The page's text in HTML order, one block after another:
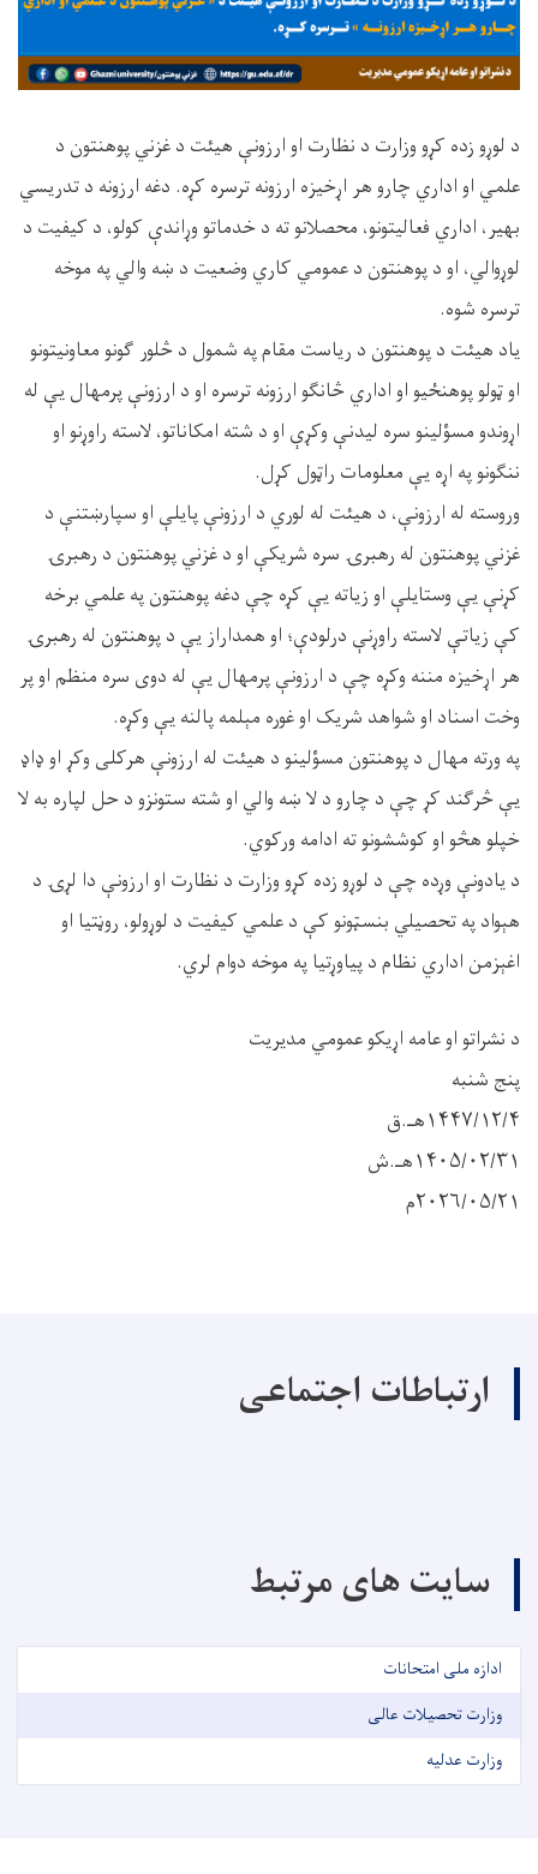
د لوړو زده کړو وزارت د نظارت او ارزونې هیئت د غزني پوهنتون د
علمي او اداري چارو هر اړخیزه ارزونه ترسره کړه. دغه ارزونه د تدریسي
بهیر، اداري فعالیتونو، محصلانو ته د خدماتو وړاندې کولو، د کیفیت د
لوړوالي، او د پوهنتون د عمومي کاري وضعیت د ښه والي په موخه
ترسره شوه.
یاد هیئت د پوهنتون د ریاست مقام په شمول د څلور ګونو معاونیتونو
او ټولو پوهنځیو او اداري څانګو ارزونه ترسره او د ارزونې پرمهال یې له
اړوندو مسؤلینو سره لیدنې وکړې او د شته امکاناتو، لاسته راوړنو او
ننګونو په اړه یې معلومات راټول کړل.
وروسته له ارزونې، د هیئت له لوري د ارزونې پایلې او سپارښتنې د
غزني پوهنتون له رهبرۍ سره شریکې او د غزني پوهنتون د رهبرۍ
کړنې یې وستایلې او زیاته یې کړه چې دغه پوهنتون په علمي برخه
کې زیاتې لاسته راوړنې درلودې؛ او همداراز یې د پوهنتون له رهبرۍ
هر اړخیزه مننه وکړه چې د ارزونې پرمهال یې له دوی سره منظم او پر
وخت اسناد او شواهد شریک او غوره مېلمه پالنه یې وکړه.
په ورته مهال د پوهنتون مسؤلینو د هیئت له ارزونې هرکلی وکړ او ډاډ
یې څرګند کړ چې د چارو د لا ښه والي او شته ستونزو د حل لپاره به لا
خپلو هڅو او کوششونو ته ادامه ورکوي.
د یادونې وړده چې د لوړو زده کړو وزارت د نظارت او ارزونې دا لړۍ د
هېواد په تحصیلي بنسټونو کې د علمي کیفیت د لوړولو، روڼتیا او
اغېزمن اداري نظام د پیاوړتیا په موخه دوام لري.
د نشراتو او عامه اړیکو عمومي مدیریت
پنج شنبه
۱۴۴۷/۱۲/۴هـ.ق
۱۴۰۵/۰۲/۳۱هـ.ش
۲۰۲۶/۰۵/۲۱م
ارتباطات اجتماعی
سایت های مرتبط
ادازه ملی امتحانات
وزارت تحصیلات عالی
وزارت عدلیه